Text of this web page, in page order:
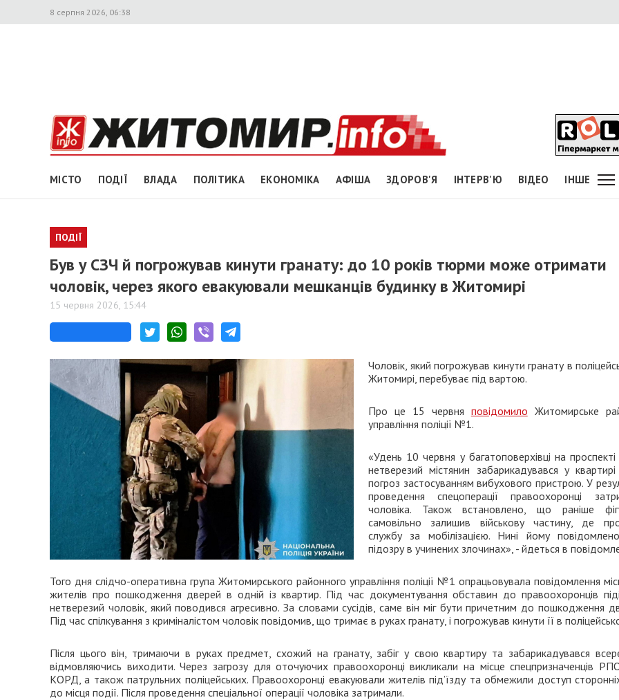
8 серпня 2026, 06:38
МІСТО ПОДІЇ ВЛАДА ПОЛІТИКА ЕКОНОМІКА АФІША ЗДОРОВ'Я ІНТЕРВ'Ю ВІДЕО ІНШЕ
ПОДІЇ
Був у СЗЧ й погрожував кинути гранату: до 10 років тюрми може отримати
чоловік, через якого евакуювали мешканців будинку в Житомирі
15 червня 2026, 15:44
Чоловік, який погрожував кинути гранату в
Житомирі, перебуває під вартою.
Про це 15 червня повідомило Житомирське
управління поліції №1.
«Удень 10 червня у багатоповерхівці на
нетверезий містянин забарикадувався у квартирі
погроз застосуванням вибухового пристрою. У
проведення спецоперації правоохоронці
чоловіка. Також встановлено, що раніше
самовільно залишив військову частину, де
службу за мобілізацією. Нині йому
підозру в учинених злочинах», - йдеться в
Того дня слідчо-оперативна група Житомирського районного управління поліції №1 опрацьовувала повідомлення
жителів про пошкодження дверей в одній із квартир. Під час документування обставин до правоохоронців
нетверезий чоловік, який поводився агресивно. За словами сусідів, саме він міг бути причетним до пошкодження
Під час спілкування з криміналістом чоловік повідомив, що тримає в руках гранату, і погрожував кинути її в
Після цього він, тримаючи в руках предмет, схожий на гранату, забіг у свою квартиру та забарикадувався
відмовляючись виходити. Через загрозу для оточуючих правоохоронці викликали на місце спецпризначенців
КОРД, а також патрульних поліцейських. Правоохоронці евакуювали жителів під’їзду та обмежили доступ
до місця події. Після проведення спеціальної операції чоловіка затримали.